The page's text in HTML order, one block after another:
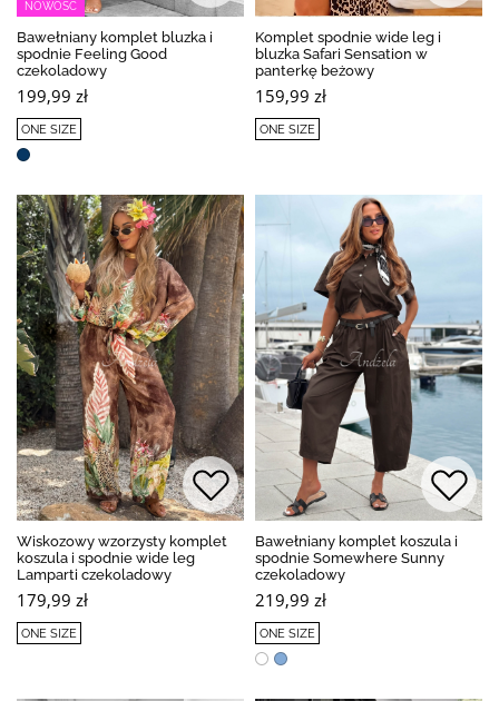
NOWOŚĆ
Bawełniany komplet bluzka i
spodnie Feeling Good
czekoladowy
199,99 zł
ONE SIZE
Komplet spodnie wide leg i
bluzka Safari Sensation w
panterkę beżowy
159,99 zł
ONE SIZE
Wiskozowy wzorzysty komplet
koszula i spodnie wide leg
Lamparti czekoladowy
179,99 zł
ONE SIZE
Bawełniany komplet koszula i
spodnie Somewhere Sunny
czekoladowy
219,99 zł
ONE SIZE